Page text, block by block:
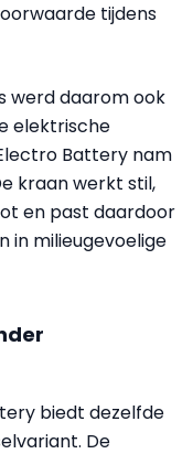
tijdens
werd daarom ook
elektrische
Electro Battery nam
kraan werkt stil,
en past daardoor
in milieugevoelige
biedt dezelfde
De